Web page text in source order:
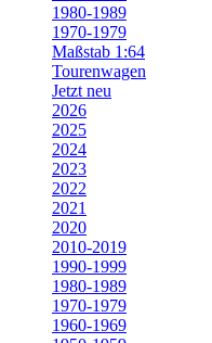
1980-1989
1970-1979
Maßstab 1:64
Tourenwagen
Jetzt neu
2026
2025
2024
2023
2022
2021
2020
2010-2019
1990-1999
1980-1989
1970-1979
1960-1969